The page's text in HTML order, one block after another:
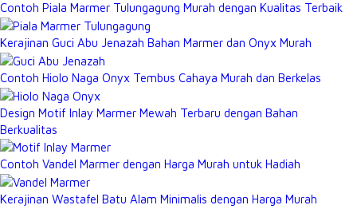
Contoh Piala Marmer Tulungagung Murah dengan Kualitas Terbaik
Kerajinan Guci Abu Jenazah Bahan Marmer dan Onyx Murah
Contoh Hiolo Naga Onyx Tembus Cahaya Murah dan Berkelas
Design Motif Inlay Marmer Mewah Terbaru dengan Bahan
Berkualitas
Contoh Vandel Marmer dengan Harga Murah untuk Hadiah
Kerajinan Wastafel Batu Alam Minimalis dengan Harga Murah